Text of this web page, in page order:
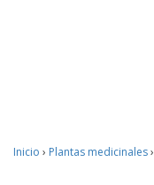
Inicio › Plantas medicinales›